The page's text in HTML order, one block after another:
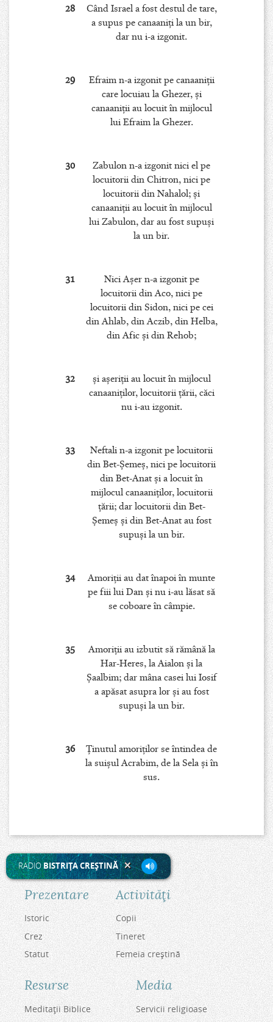
28
Când Israel a fost destul de tare,
a supus pe canaaniţi la un bir,
dar nu i-a izgonit.
29
Efraim n-a izgonit pe canaaniţii
care locuiau la Ghezer, şi
canaaniţii au locuit în mijlocul
lui Efraim la Ghezer.
30
Zabulon n-a izgonit nici el pe
locuitorii din Chitron, nici pe
locuitorii din Nahalol; şi
canaaniţii au locuit în mijlocul
lui Zabulon, dar au fost supuşi
la un bir.
31
Nici Aşer n-a izgonit pe
locuitorii din Aco, nici pe
locuitorii din Sidon, nici pe cei
din Ahlab, din Aczib, din Helba,
din Afic şi din Rehob;
32
şi aşeriţii au locuit în mijlocul
canaaniţilor, locuitorii ţării, căci
nu i-au izgonit.
33
Neftali n-a izgonit pe locuitorii
din Bet-Şemeş, nici pe locuitorii
din Bet-Anat şi a locuit în
mijlocul canaaniţilor, locuitorii
ţării; dar locuitorii din Bet-
Şemeş şi din Bet-Anat au fost
supuşi la un bir.
34
Amoriţii au dat înapoi în munte
pe fiii lui Dan şi nu i-au lăsat să
se coboare în câmpie.
35
Amoriţii au izbutit să rămână la
Har-Heres, la Aialon şi la
Şaalbim; dar mâna casei lui Iosif
a apăsat asupra lor şi au fost
supuşi la un bir.
36
Ţinutul amoriţilor se întindea de
la suişul Acrabim, de la Sela şi în
sus.
RADIOBISTRIŢA CREŞTINĂ
Prezentare
Istoric
Crez
Statut
Activităţi
Copii
Tineret
Femeia creştină
Resurse
Meditaţii Biblice
Media
Servicii religioase